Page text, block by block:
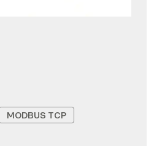
MODBUS TCP